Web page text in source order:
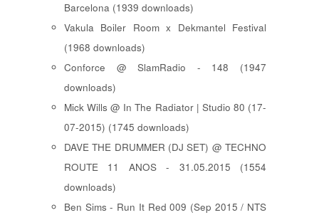
Barcelona (1939 downloads)
Vakula Boiler Room x Dekmantel Festival
(1968 downloads)
Conforce @ SlamRadio - 148 (1947
downloads)
Mick Wills @ In The Radiator | Studio 80 (17-
07-2015) (1745 downloads)
DAVE THE DRUMMER (DJ SET) @ TECHNO
ROUTE 11 ANOS - 31.05.2015 (1554
downloads)
Ben Sims - Run It Red 009 (Sep 2015 / NTS